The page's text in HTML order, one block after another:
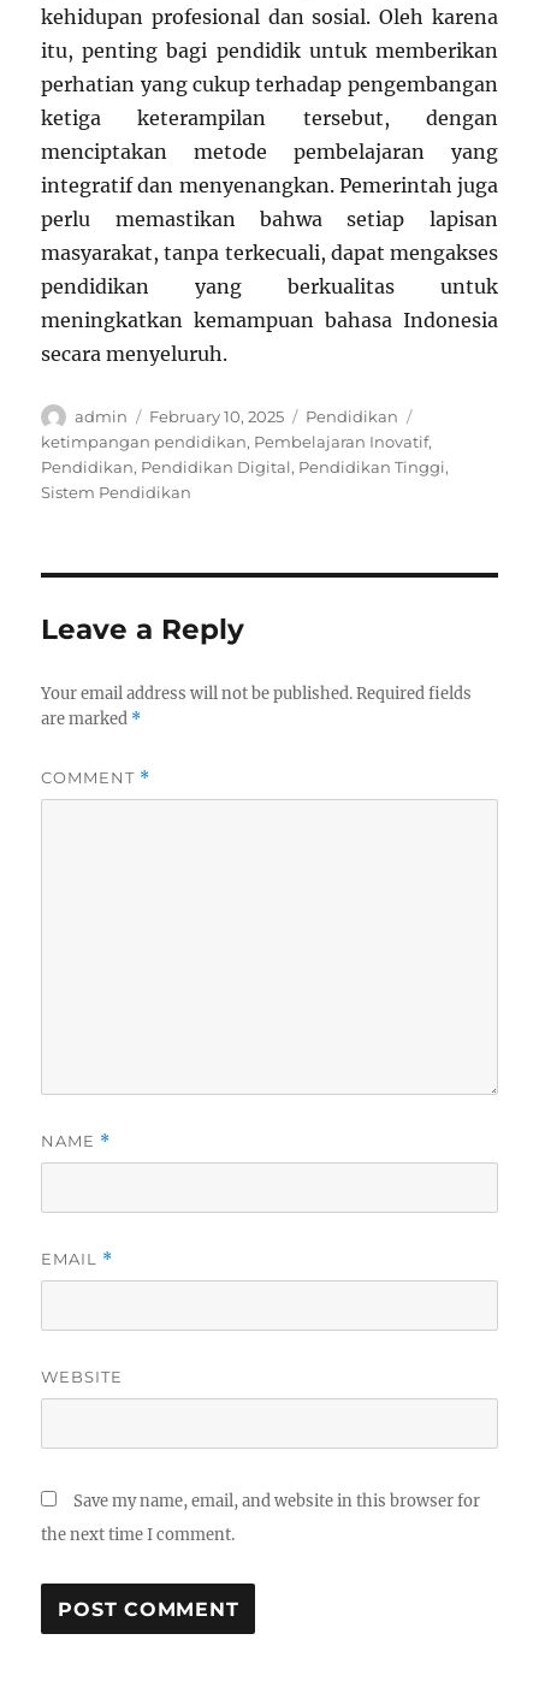
kehidupan profesional dan sosial. Oleh karena
itu, penting bagi pendidik untuk memberikan
perhatian yang cukup terhadap pengembangan
ketiga keterampilan tersebut, dengan
menciptakan metode pembelajaran yang
integratif dan menyenangkan. Pemerintah juga
perlu memastikan bahwa setiap lapisan
masyarakat, tanpa terkecuali, dapat mengakses
pendidikan yang berkualitas untuk
meningkatkan kemampuan bahasa Indonesia
secara menyeluruh.
Author
admin
Posted
on
February 10, 2025 Categories
Pendidikan
ketimpangan pendidikan, Pembelajaran Inovatif,
Pendidikan, Pendidikan Digital, Pendidikan Tinggi,
Sistem Pendidikan
Leave a Reply
Your email address will not be published. Required fields
are marked *
COMMENT *
NAME *
EMAIL *
WEBSITE
Save my name, email, and website in this browser for
the next time I comment.